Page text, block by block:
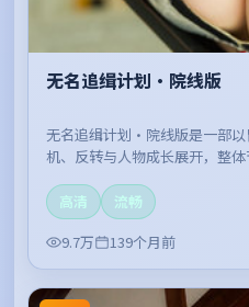
无名追缉计划·院线版
无名追缉计划·院线版是一部
机、反转与人物成长展开，整体
高清
流畅
9.7万
139个月前